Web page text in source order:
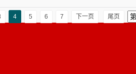
4 5 6 7 下一页 尾页